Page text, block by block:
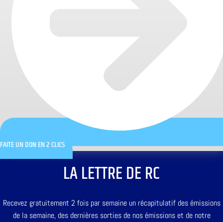
FAITE UN DON EN 2 CLICS
LA LETTRE DE RC
Recevez gratuitement 2 fois par semaine un récapitulatif des émissions
de la semaine, des dernières sorties de nos émissions et de notre